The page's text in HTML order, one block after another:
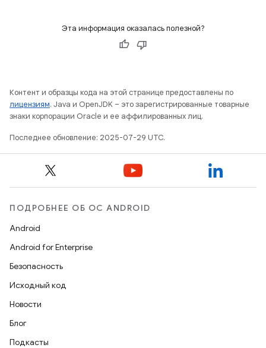
Эта информация оказалась полезной?
Контент и образцы кода на этой странице предоставлены по
лицензиям. Java и OpenJDK – это зарегистрированные товарные
знаки корпорации Oracle и ее аффилированных лиц.
Последнее обновление: 2025-07-29 UTC.
ПОДРОБНЕЕ ОБ ОС ANDROID
Android
Android for Enterprise
Безопасность
Исходный код
Новости
Блог
Подкасты